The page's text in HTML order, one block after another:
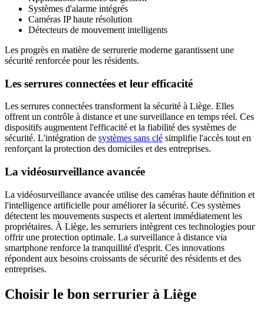
Systèmes d'alarme intégrés
Caméras IP haute résolution
Détecteurs de mouvement intelligents
Les progrès en matière de serrurerie moderne garantissent une
sécurité renforcée pour les résidents.
Les serrures connectées et leur efficacité
Les serrures connectées transforment la sécurité à Liège. Elles
offrent un contrôle à distance et une surveillance en temps réel. Ces
dispositifs augmentent l'efficacité et la fiabilité des systèmes de
sécurité. L'intégration de systèmes sans clé simplifie l'accès tout en
renforçant la protection des domiciles et des entreprises.
La vidéosurveillance avancée
La vidéosurveillance avancée utilise des caméras haute définition et
l'intelligence artificielle pour améliorer la sécurité. Ces systèmes
détectent les mouvements suspects et alertent immédiatement les
propriétaires. À Liège, les serruriers intègrent ces technologies pour
offrir une protection optimale. La surveillance à distance via
smartphone renforce la tranquillité d'esprit. Ces innovations
répondent aux besoins croissants de sécurité des résidents et des
entreprises.
Choisir le bon serrurier à Liège